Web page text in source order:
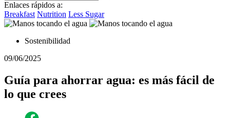
Enlaces rápidos a:
Breakfast Nutrition Less Sugar
Sostenibilidad
09/06/2025
Guía para ahorrar agua: es más fácil de
lo que crees